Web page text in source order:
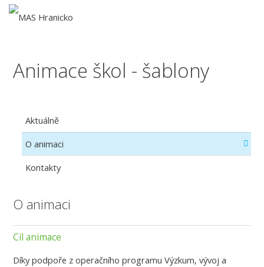
Animace škol - šablony
Aktuálně
O animaci
Kontakty
O animaci
Cíl animace
Díky podpoře z operačního programu Výzkum, vývoj a